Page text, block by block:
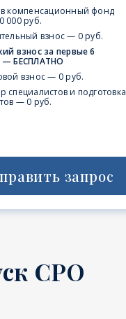
компенсационный фонд
000 руб.
взнос — 0 руб.
взнос за первые 6
— БЕСПЛАТНО
взнос — 0 руб.
специалистов и подготовка
— 0 руб.
запрос
СРО